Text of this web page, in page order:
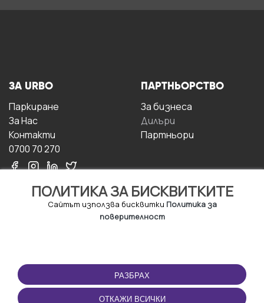
ПОЛИТИКА ЗА БИСКВИТКИТЕ
Сайтът използва бисквитки Политика за
поверителност
РАЗБРАХ
ОТКАЖИ ВСИЧКИ
ЗА URBO
Паркиране
За Hас
Контакти
0700 70 270
ПАРТНЬОРСТВО
За бизнесa
Дилъри
Партньори
ПОЛЗВАНЕ
Правила и условия за
ползване
ПРИЛОЖЕНИЕТО